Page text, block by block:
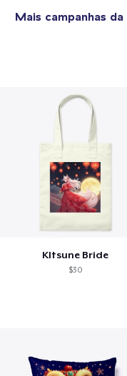
Mais campanhas da
KItsune Bride
$30